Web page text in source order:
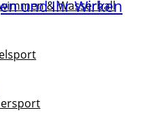
& Wasserball
und Ihr Wirken